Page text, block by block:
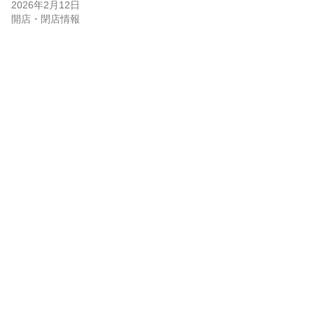
2026年2月12日
開店・閉店情報